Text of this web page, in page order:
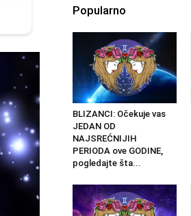
Popularno
BLIZANCI: Očekuje vas
JEDAN OD
NAJSREĆNIJIH
PERIODA ove GODINE,
pogledajte šta...